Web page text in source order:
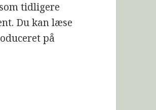
tidligere
Du kan læse
på